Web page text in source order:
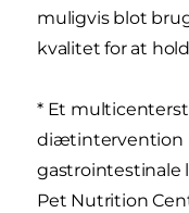
muligvis blot
kvalitet for at
* Et
diætintervention
gastrointestinale
Pet Nutrition